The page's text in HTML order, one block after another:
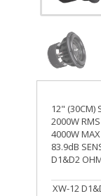
12" (30CM)
2000W
4000W
83.9dB
D1&D2
XW-12